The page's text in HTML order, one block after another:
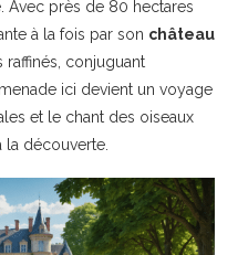
Avec près de 80 hectares
à la fois par son château
raffinés, conjuguant
ici devient un voyage
et le chant des oiseaux
la découverte.